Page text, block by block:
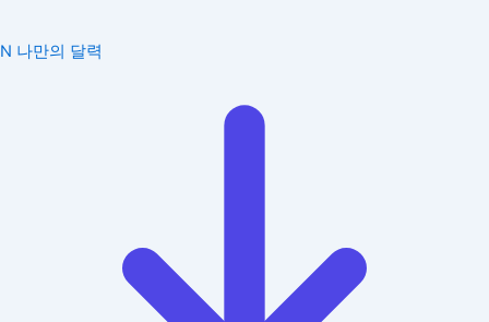
N 나만의 달력